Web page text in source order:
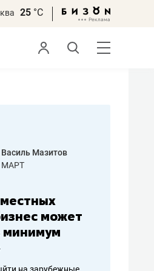
25 °С
Василь Мазитов
МАРТ
может
минимум